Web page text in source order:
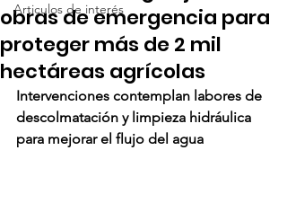
Articulos de interés
obras de emergencia para
proteger más de 2 mil
hectáreas agrícolas
Intervenciones contemplan labores de
descolmatación y limpieza hidráulica
para mejorar el flujo del agua